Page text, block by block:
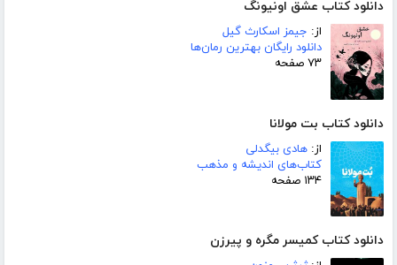
دانلود کتاب عشق اونیونگ
از: جیمز اسکارث گیل
دانلود رایگان بهترین رمان‌ها
۷۳ صفحه
دانلود کتاب بت مولانا
از: هادی بیگدلی
کتاب‌های اندیشه و مذهب
۱۳۴ صفحه
دانلود کتاب کمیسر مگره و پیرزن